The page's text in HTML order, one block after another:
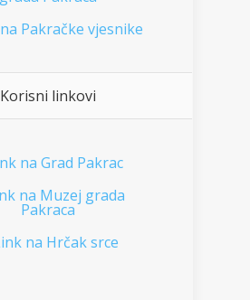
Korisni linkovi